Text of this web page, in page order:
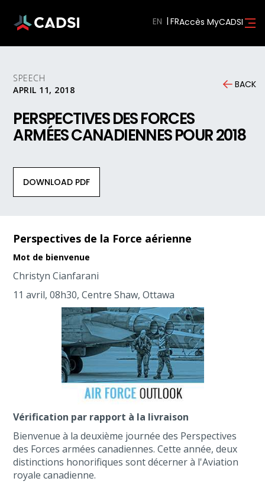
EN Accès MyCADSI
SPEECH
APRIL 11, 2018
BACK
PERSPECTIVES DES FORCES
ARMÉES CANADIENNES POUR 2018
DOWNLOAD PDF
Perspectives de la Force aérienne
Mot de bienvenue
Christyn Cianfarani
11 avril, 08h30, Centre Shaw, Ottawa
Vérification par rapport à la livraison
Bienvenue à la deuxième journée des Perspectives
des Forces armées canadiennes. Cette année, deux
distinctions honorifiques sont décerner à l'Aviation
royale canadienne.